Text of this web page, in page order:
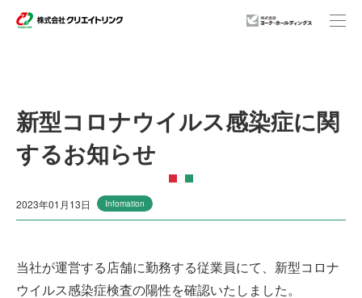
事業紹介
企業情報
店舗一覧
ニュースリリース
新型コロナウイルス感染症に関
するお知らせ
2023年01月13日 Infomation
当社が運営する店舗に勤務する従業員にて、新型コロナ
ウイルス感染症検査の陽性を確認いたしました。